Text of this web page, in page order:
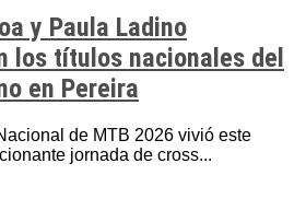
y Paula Ladino
los títulos nacionales del
en Pereira
de MTB 2026 vivió este
jornada de cross...